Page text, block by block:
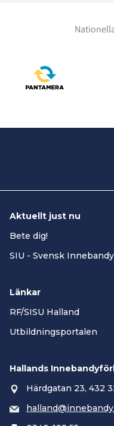
Aktuellt just nu
Bete dig!
SIU - Svensk
Länkar
RF/SISU Halland
Utbildningsportalen
Hallands
Härdgatan 23, 432